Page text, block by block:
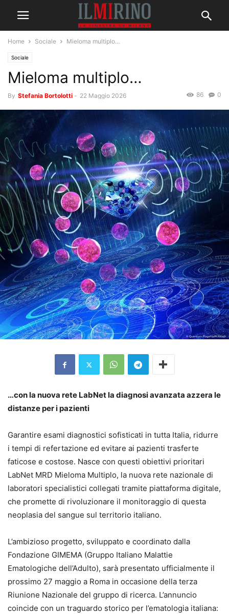
Home Sociale Mieloma multiplo…
Sociale
Mieloma multiplo…
By Stefania Bortolotti - 22 Maggio 2026 0
86
…con la nuova rete LabNet la diagnosi avanzata azzera le
distanze per i pazienti
Garantire esami diagnostici sofisticati in tutta Italia, ridurre
i tempi di refertazione ed evitare ai pazienti trasferte
faticose e costose. Nasce con questi obiettivi prioritari
LabNet MRD Mieloma Multiplo, la nuova rete nazionale di
laboratori specialistici collegati tramite piattaforma digitale,
che promette di rivoluzionare il monitoraggio di questa
neoplasia del sangue sul territorio italiano.
L’ambizioso progetto, sviluppato e coordinato dalla
Fondazione GIMEMA (Gruppo Italiano Malattie
Ematologiche dell’Adulto), sarà presentato ufficialmente il
prossimo 27 maggio a Roma in occasione della terza
Riunione Nazionale del gruppo di ricerca. L’annuncio
coincide con un traguardo storico per l’ematologia italiana: